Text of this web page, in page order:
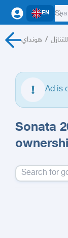
EN
هونداي /
Ad is
Sonata